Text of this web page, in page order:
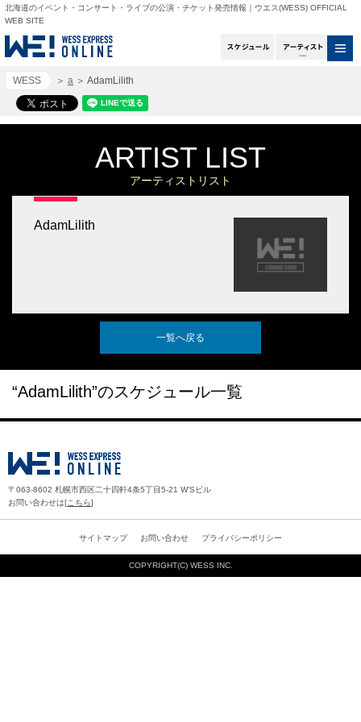
北海道のイベント・コンサート・ライブの公演・チケット発売情報｜ウエス(WESS) OFFICIAL
WEB SITE
スケジュールアー
WESS ＞ a ＞ AdamLilith
ARTIST LIST
アーティストリスト
AdamLilith
一覧へ戻る
“AdamLilith”のスケジュール一覧
〒063-8602 札幌市西区二十四軒4条5丁目5-21 W'Sビル
お問い合わせは[こちら]
サイトマップ お問い合わせ プライバシーポリシー
COPYRIGHT(C) WESS INC.